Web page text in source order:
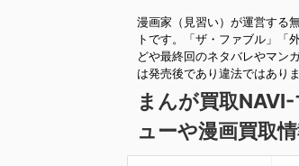
漫画家（見習い）が運営する
トです。「ザ・ファブル」「
どや最終回のネタバレやマン
は発売後であり違法ではあり
まんが買取
ューや漫画買取